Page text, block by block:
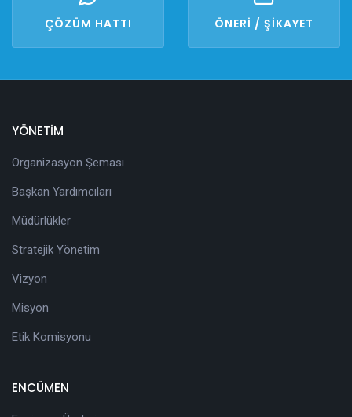
ÇÖZÜM HATTI ÖNERİ / ŞİKAYET
YÖNETİM
Organizasyon Şeması
Başkan Yardımcıları
Müdürlükler
Stratejik Yönetim
Vizyon
Misyon
Etik Komisyonu
ENCÜMEN